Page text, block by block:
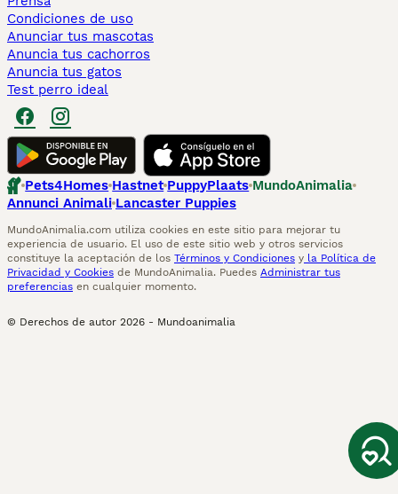
Condiciones de uso
Anunciar tus mascotas
Anuncia tus cachorros
Anuncia tus gatos
Test perro ideal
Pets4Homes Hastnet PuppyPlaats MundoAnimalia
Annunci Animali Lancaster Puppies
MundoAnimalia.com utiliza cookies en este sitio para mejorar tu
experiencia de usuario. El uso de este sitio web y otros servicios
constituye la aceptación de los Términos y Condiciones y la Política de
Privacidad y Cookies de MundoAnimalia. Puedes Administrar tus
preferencias en cualquier momento.
© Derechos de autor 2026 - Mundoanimalia